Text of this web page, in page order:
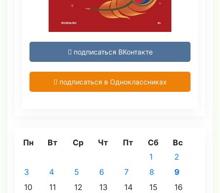
подписаться ВКонтакте
подписаться в Одноклассниках
Пн Вт Ср Чт Пт Сб Вс
1
2
3
4 5 6 7 8
9
10
11 12 13 14 15
16